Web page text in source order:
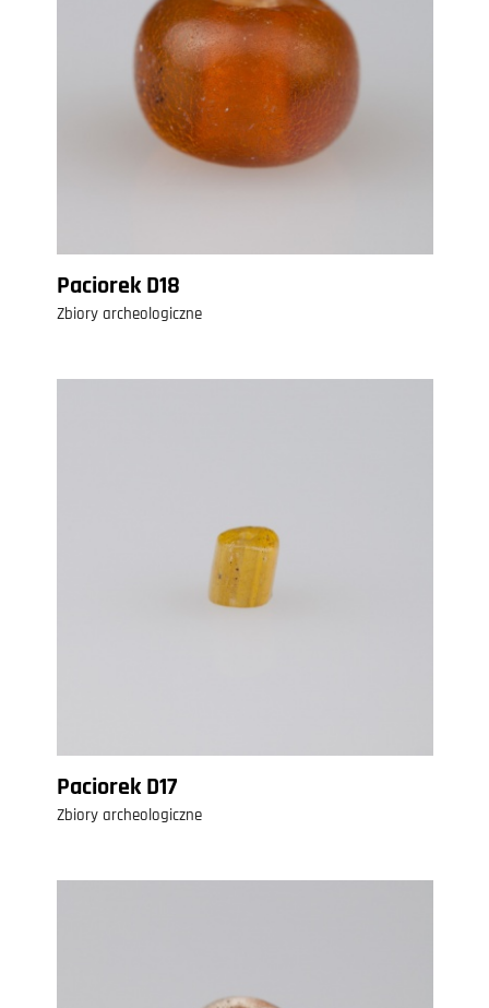
Paciorek D18
Zbiory archeologiczne
Paciorek D17
Zbiory archeologiczne